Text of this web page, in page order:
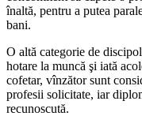
înaltă, pentru a putea
bani.
O altă categorie de
hotare la muncă şi iată
cofetar, vînzător sunt
profesii solicitate, iar
recunoscută.